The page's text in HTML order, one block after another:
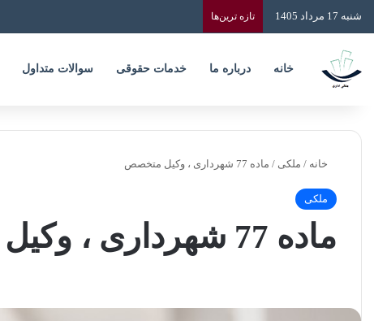
شنبه 17 مرداد 1405 تازه‌ ترین‌ها
خانه درباره ما خدمات حقوقی سوالات متداول
خانه / ملکی / ماده 77 شهرداری ، وکیل متخصص
ملکی
ماده 77 شهرداری ، وکیل متخصص